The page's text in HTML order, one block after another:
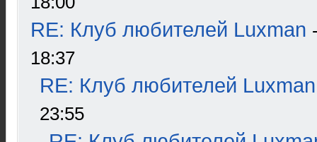
RE: Клуб любителей Luxman
18:37
RE: Клуб любителей Luxman
23:55